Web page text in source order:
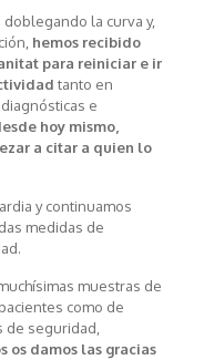
la curva y,
hemos recibido
para reiniciar e ir
tanto en
e
hoy mismo,
a citar a quien lo
y continuamos
medidas de
muestras de
como de
de seguridad,
os damos las gracias